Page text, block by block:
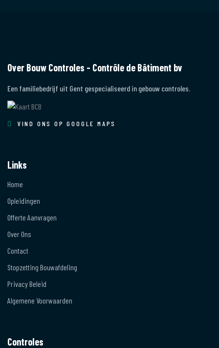
Over Bouw Controles - Contrôle de Bâtiment bv
Een familiebedrijf uit Gent gespecialiseerd in gebouw controles.
VIND ONS OP GOOGLE MAPS
Links
Home
Opleidingen
Offerte Aanvragen
Over Ons
Contact
Stopzetting Bouwafdeling
Privacy Beleid
Algemene Voorwaarden
Controles